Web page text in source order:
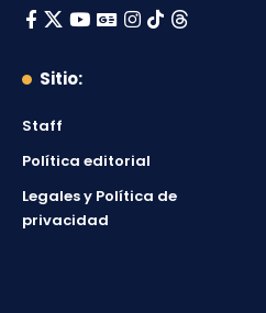
Sitio:
Staff
Política editorial
Legales y Política de
privacidad